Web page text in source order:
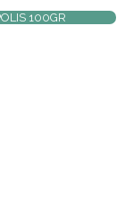
100GR